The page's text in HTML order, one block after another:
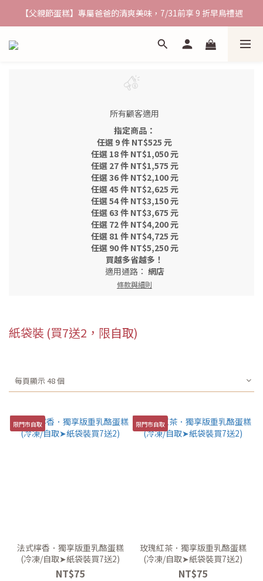
熱銷九宮格~ 宅配優惠送到家
【父親節蛋糕】專屬爸爸的清爽美味，7/31前享 9 折早鳥禮遇
熱銷九宮格~ 宅配優惠送到家
所有顧客適用
指定商品：
任選 9 件 NT$525 元
任選 18 件 NT$1,050 元
任選 27 件 NT$1,575 元
任選 36 件 NT$2,100 元
任選 45 件 NT$2,625 元
任選 54 件 NT$3,150 元
任選 63 件 NT$3,675 元
任選 72 件 NT$4,200 元
任選 81 件 NT$4,725 元
任選 90 件 NT$5,250 元
買越多省越多！
適用通路： 網店
條款與細則
紙袋裝 (買7送2，限自取)
每頁顯示 48 個
限門市自取
法式檸香．獨享版重乳酪蛋糕
(冷凍/自取➤紙袋裝買7送2)
NT$75
限門市自取
玫瑰紅茶．獨享版重乳酪蛋糕
(冷凍/自取➤紙袋裝買7送2)
NT$75